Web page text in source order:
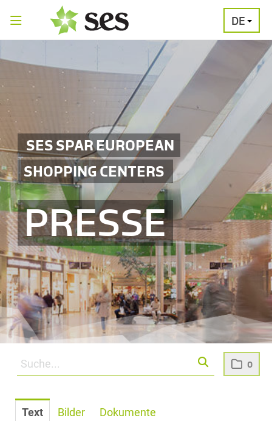
0
DE
SES SPAR EUROPEAN
SHOPPING CENTERS
PRESSE
PRESSEAUSSENDUNGEN
Text Bilder Dokumente